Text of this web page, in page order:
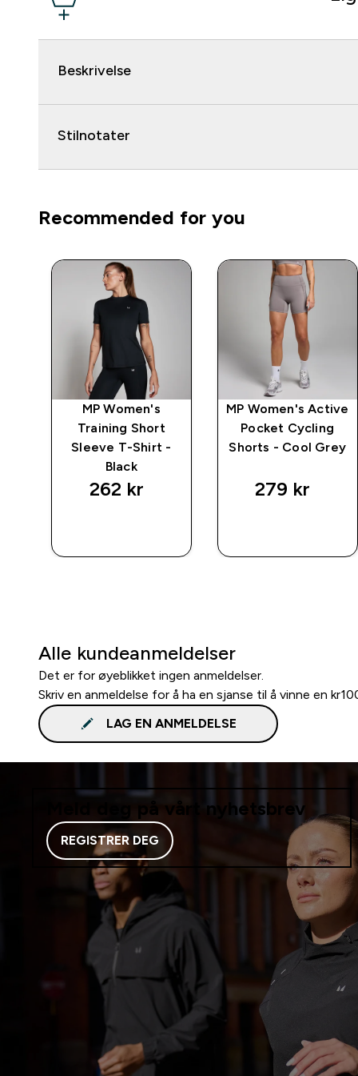
Beskrivelse
Stilnotater
Recommended for you
MP Women's
Training Short
Sleeve T-Shirt -
Black
262 kr‎
MP Women's Active
Pocket Cycling
Shorts - Cool Grey
279 kr‎
Alle kundeanmeldelser
Det er for øyeblikket ingen anmeldelser.
Skriv en anmeldelse for å ha en sjanse til å vinne en
LAG EN ANMELDELSE
Meld deg på vårt nyhetsbrev
REGISTRER DEG